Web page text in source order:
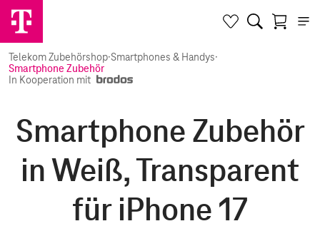
Telekom Zubehörshop·Smartphones & Handys·
Smartphone Zubehör
In Kooperation mit
Smartphone Zubehör
in Weiß, Transparent
für iPhone 17